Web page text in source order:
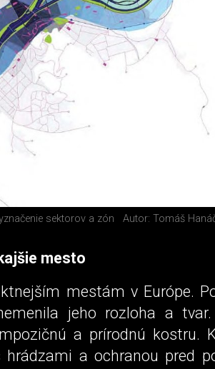
sektorov a zón Autor: Tomáš
mesto
mestám v Európe.
jeho rozloha a
a prírodnú kostru.
a ochranou pred